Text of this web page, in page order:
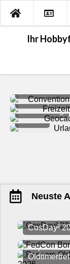
Ihr
Freizeitparks
Geocaching
Urlaub
Neuste
CosDay²
FedCon
Pepcars